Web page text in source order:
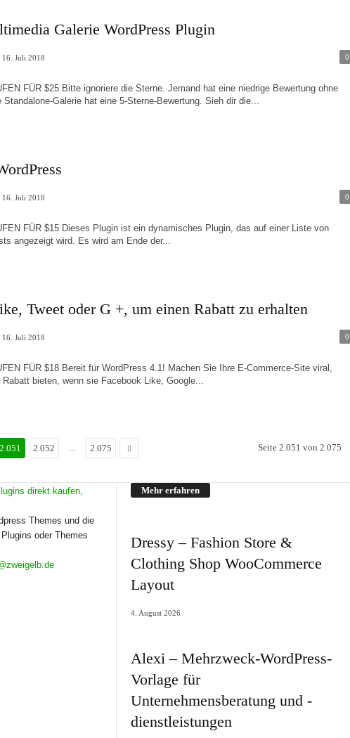
Galerie WordPress Plugin
16. Juli 2018 0
FÜR $25 Bitte ignoriere die Sterne. Jemand hat eine niedrige Bewertung ohne
Galerie hat eine 5-Sterne-Bewertung. Sieh dir die...
16. Juli 2018 0
FÜR $15 Dieses Plugin ist ein dynamisches Plugin, das auf einer Liste von
angezeigt wird. Es wird am Ende der...
Tweet oder G +, um einen Rabatt zu erhalten
16. Juli 2018 0
FÜR $18 Bereit für WordPress 4.1! Machen Sie Ihre E-Commerce-Site viral,
bieten, wenn sie Facebook Like, Google...
2.051 2.052 ... 2.075 Seite 2.051 von 2.075
Themes und die
oder Themes
Mehr erfahren
Dressy – Fashion Store &
Clothing Shop WooCommerce
Layout
4. August 2026
Alexi – Mehrzweck-WordPress-
Vorlage für
Unternehmensberatung und -
dienstleistungen